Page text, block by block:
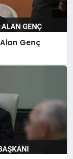
Genç